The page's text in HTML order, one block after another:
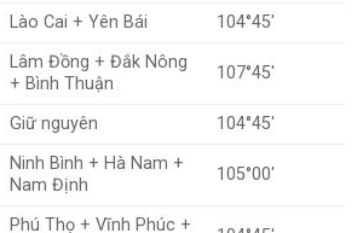
Lào Cai + Yên Bái 104°45′
Lâm Đồng + Đắk Nông
+ Bình Thuận
107°45′
Giữ nguyên 104°45′
Ninh Bình + Hà Nam +
Nam Định
105°00′
Phú Thọ + Vĩnh Phúc +